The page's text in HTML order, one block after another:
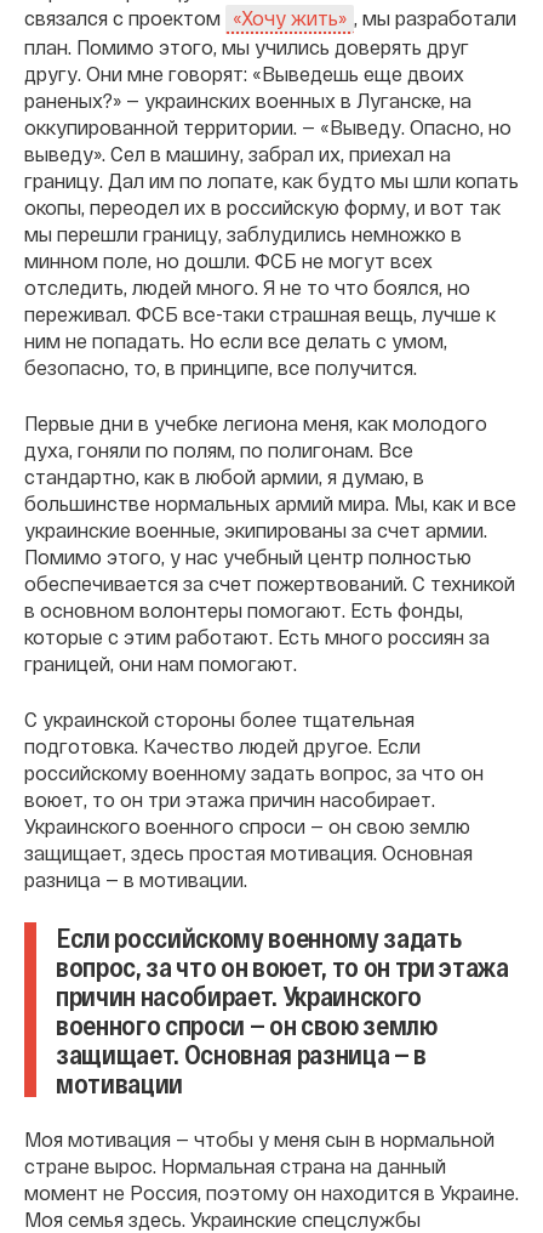
связался с проектом
«Хочу жить»
, мы разработали
план. Помимо этого, мы учились доверять друг
другу. Они мне говорят: «Выведешь еще двоих
раненых?» — украинских военных в Луганске, на
оккупированной территории. — «Выведу. Опасно, но
выведу». Сел в машину, забрал их, приехал на
границу. Дал им по лопате, как будто мы шли копать
окопы, переодел их в российскую форму, и вот так
мы перешли границу, заблудились немножко в
минном поле, но дошли. ФСБ не могут всех
отследить, людей много. Я не то что боялся, но
переживал. ФСБ все-таки страшная вещь, лучше к
ним не попадать. Но если все делать с умом,
безопасно, то, в принципе, все получится.
Первые дни в учебке легиона меня, как молодого
духа, гоняли по полям, по полигонам. Все
стандартно, как в любой армии, я думаю, в
большинстве нормальных армий мира. Мы, как и все
украинские военные, экипированы за счет армии.
Помимо этого, у нас учебный центр полностью
обеспечивается за счет пожертвований. С техникой
в основном волонтеры помогают. Есть фонды,
которые с этим работают. Есть много россиян за
границей, они нам помогают.
С украинской стороны более тщательная
подготовка. Качество людей другое. Если
российскому военному задать вопрос, за что он
воюет, то он три этажа причин насобирает.
Украинского военного спроси — он свою землю
защищает, здесь простая мотивация. Основная
разница — в мотивации.
Если российскому военному задать
вопрос, за что он воюет, то он три этажа
причин насобирает. Украинского
военного спроси — он свою землю
защищает. Основная разница — в
мотивации
Моя мотивация — чтобы у меня сын в нормальной
стране вырос. Нормальная страна на данный
момент не Россия, поэтому он находится в Украине.
Моя семья здесь. Украинские спецслужбы